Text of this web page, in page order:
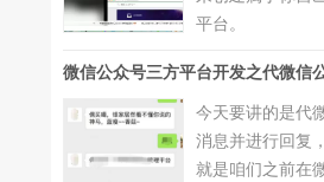
平台。
微信公众号三方平台开发之代微
今天要讲的是代
消息并进行回复
就是咱们之前在